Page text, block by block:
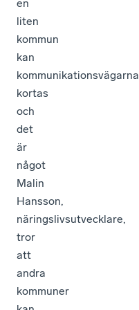
en
liten
kommun
kan
kommunikationsvägarna
kortas
och
det
är
något
Malin
Hansson,
näringslivsutvecklare,
tror
att
andra
kommuner